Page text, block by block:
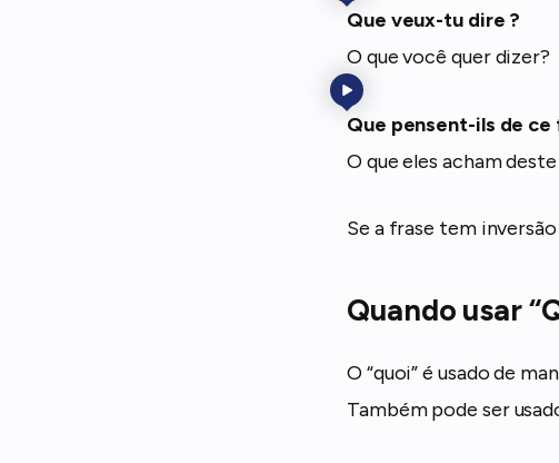
Que veux-tu dire ?
O que você quer dizer?
Que pensent-ils de ce
O que eles acham
Se a frase tem
Quando usar
O “quoi” é usado de
Também pode ser